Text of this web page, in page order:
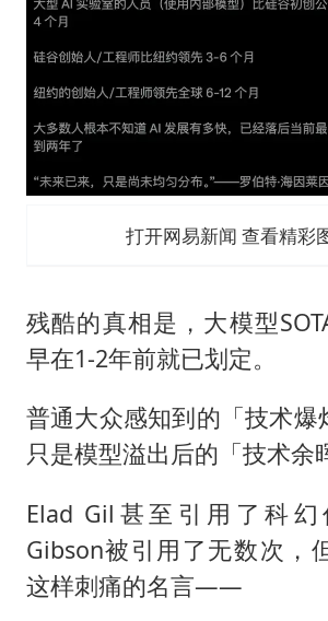
打开网易新闻 查看精彩
残酷的真相是，大模型
早在1-2年前就已划定。
普通大众感知到的「技术爆
只是模型溢出后的「技术余
Elad Gil甚至引用了科幻
Gibson被引用了无数次，
这样刺痛的名言——